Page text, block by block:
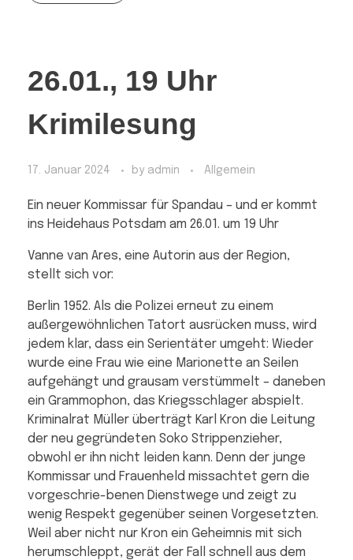
26.01., 19 Uhr
Krimilesung
17. Januar 2024 by admin Allgemein
Ein neuer Kommissar für Spandau – und er kommt
ins Heidehaus Potsdam am 26.01. um 19 Uhr
Vanne van Ares, eine Autorin aus der Region,
stellt sich vor:
Berlin 1952. Als die Polizei erneut zu einem
außergewöhnlichen Tatort ausrücken muss, wird
jedem klar, dass ein Serientäter umgeht: Wieder
wurde eine Frau wie eine Marionette an Seilen
aufgehängt und grausam verstümmelt – daneben
ein Grammophon, das Kriegsschlager abspielt.
Kriminalrat Müller überträgt Karl Kron die Leitung
der neu gegründeten Soko Strippenzieher,
obwohl er ihn nicht leiden kann. Denn der junge
Kommissar und Frauenheld missachtet gern die
vorgeschrie-benen Dienstwege und zeigt zu
wenig Respekt gegenüber seinen Vorgesetzten.
Weil aber nicht nur Kron ein Geheimnis mit sich
herumschleppt, gerät der Fall schnell aus dem